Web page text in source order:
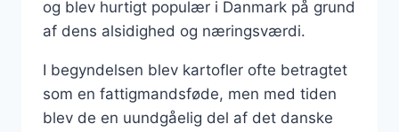
og blev hurtigt populær i Danmark på grund
af dens alsidighed og næringsværdi.
I begyndelsen blev kartofler ofte betragtet
som en fattigmandsføde, men med tiden
blev de en uundgåelig del af det danske